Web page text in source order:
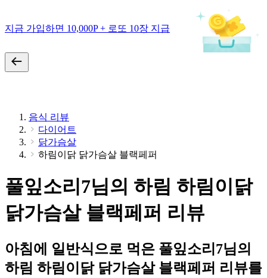
지금 가입하면 10,000P + 로또 10장 지급
음식 리뷰
다이어트
닭가슴살
하림이닭 닭가슴살 블랙페퍼
풀잎소리7님의 하림 하림이닭
닭가슴살 블랙페퍼 리뷰
아침에 일반식으로 먹은 풀잎소리7님의
하림 하림이닭 닭가슴살 블랙페퍼 리뷰를